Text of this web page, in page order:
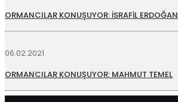
ORMANCILAR KONUŞUYOR: İSRAFİL ERDOĞAN
06.02.2021
ORMANCILAR KONUŞUYOR: MAHMUT TEMEL